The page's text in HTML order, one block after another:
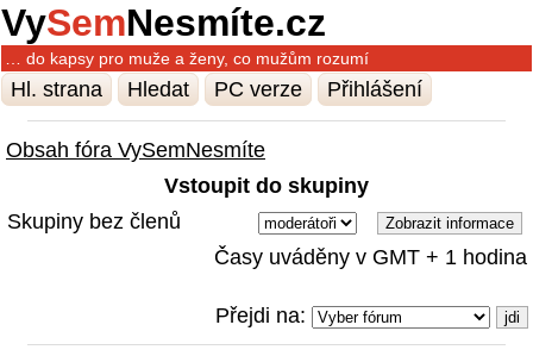
VySemNesmíte.cz
… do kapsy pro muže a ženy, co mužům rozumí
Hl. strana Hledat PC verze Přihlášení
Obsah fóra VySemNesmíte
Vstoupit do skupiny
Skupiny bez členů
Časy uváděny v GMT + 1 hodina
Přejdi na: